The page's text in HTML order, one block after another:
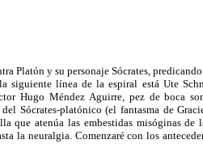
Platón y su personaje Sócrates,
siguiente línea de la espiral está Ute
Hugo Méndez Aguirre, pez de boca
Sócrates-platónico (el fantasma de
que atenúa las embestidas misóginas de
la neuralgia. Comenzaré con los